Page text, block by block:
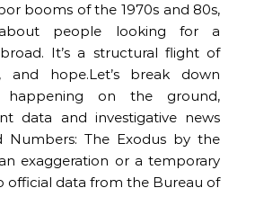
booms of the 1970s and 80s,
people looking for a
It’s a structural flight of
and hope.Let’s break down
happening on the ground,
data and investigative news
Numbers: The Exodus by the
an exaggeration or a temporary
official data from the Bureau of